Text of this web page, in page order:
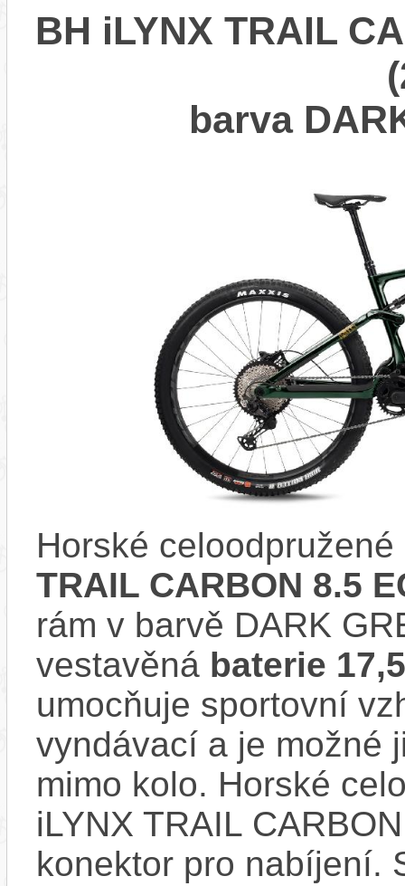
BH iLYNX TRAIL
barva
Horské
TRAIL CARBON 8.5
rám v barvě DARK
vestavěná baterie
umocňuje sportovní
vyndávací a je možné
mimo kolo. Horské
iLYNX TRAIL
konektor pro nabíjení.